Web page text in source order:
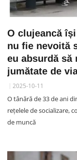
O clujeancă
nu fie nevoită
eu absurdă să
jumătate de
2025-10-11
O tânără de 33 de ani
rețelele de socializare,
de muncă